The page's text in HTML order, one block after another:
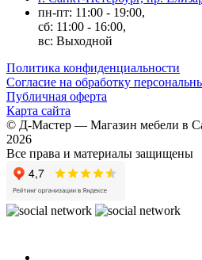
пн-пт: 11:00 - 19:00,
сб: 11:00 - 16:00,
вс: Выходной
Политика конфиденциальности
Согласие на обработку
Публичная оферта
Карта сайта
© Д-Мастер — Магазин мебели в
2026
Все права и материалы защищены